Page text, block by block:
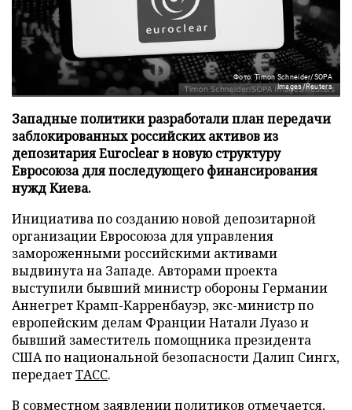
Фото: Timon Schneider/SOPA
Images/Reuters
Западные политики разработали план передачи
заблокированных российских активов из
депозитария Euroclear в новую структуру
Евросоюза для последующего финансирования
нужд Киева.
Инициатива по созданию новой депозитарной
организации Евросоюза для управления
замороженными российскими активами
выдвинута на Западе. Авторами проекта
выступили бывший министр обороны Германии
Аннегрет Крамп-Карренбауэр, экс-министр по
европейским делам Франции Натали Луазо и
бывший заместитель помощника президента
США по национальной безопасности Далип Сингх,
передаетТАСС.
В совместном заявлении политиков отмечается,